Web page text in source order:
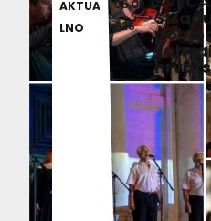
AKTUA
LNO
06.08.2
026